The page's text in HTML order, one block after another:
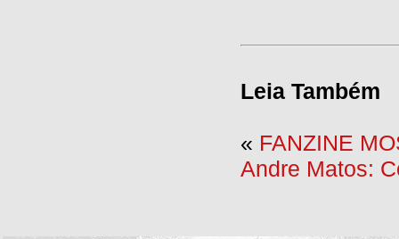
Leia Também
« FANZINE
Andre Matos: